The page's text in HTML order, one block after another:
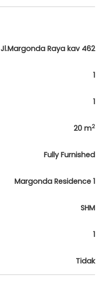
Jl.Margonda Raya kav 462
1
1
20 m2
Fully Furnished
Margonda Residence 1
SHM
1
Tidak